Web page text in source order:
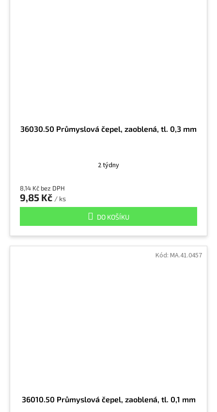
36030.50 Průmyslová čepel, zaoblená, tl. 0,3 mm
2 týdny
8,14 Kč bez DPH
9,85 Kč / ks
DO KOŠÍKU
36010.50 Průmyslová čepel, zaoblená, tl. 0,1 mm
Kód: MA.41.0457